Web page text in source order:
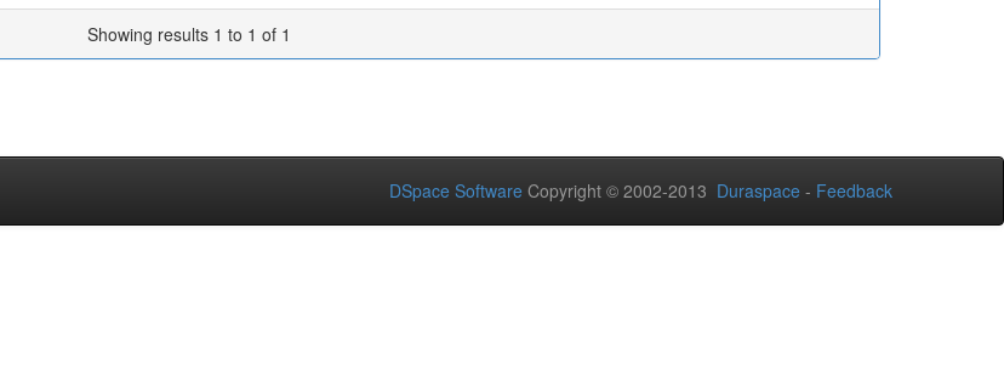
Showing results 1 to 1 of 1
DSpace Software Copyright © 2002-2013 Duraspace - Feedback